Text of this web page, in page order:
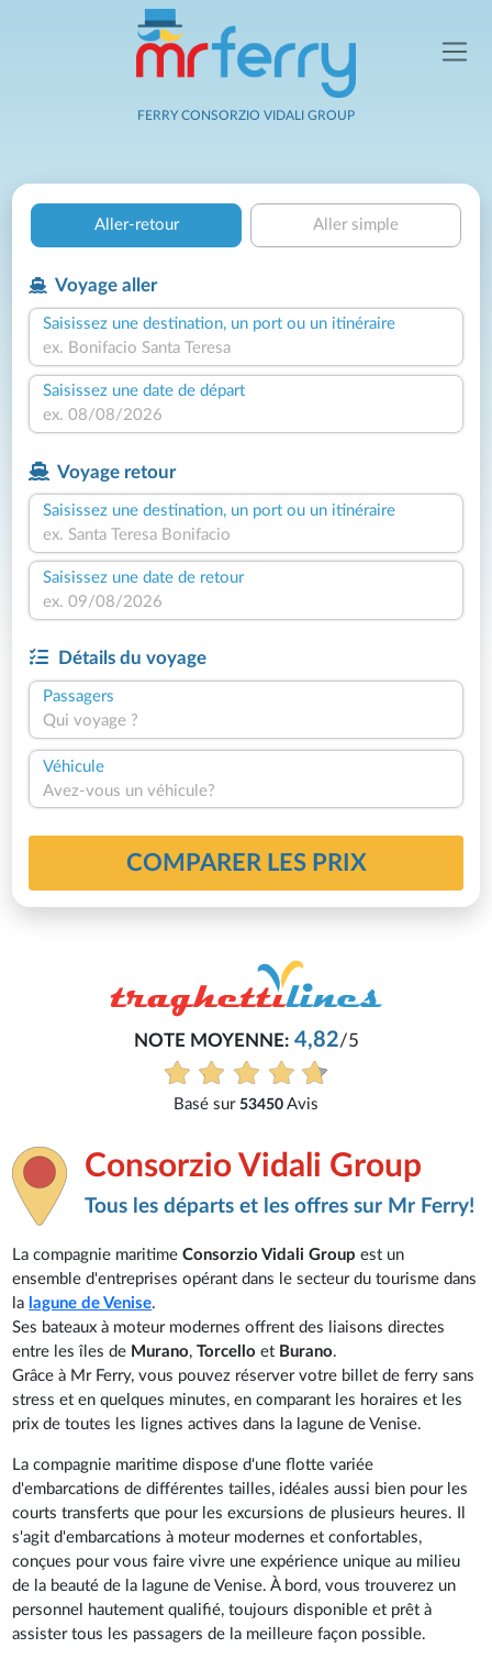
FERRY CONSORZIO VIDALI GROUP
Aller-retour Aller simple
Voyage aller
Saisissez une destination, un port ou un itinéraire
Saisissez une date de départ
Voyage retour
Saisissez une destination, un port ou un itinéraire
Saisissez une date de retour
Détails du voyage
Passagers
Qui voyage ?
Véhicule
Avez-vous un véhicule?
COMPARER LES PRIX
NOTE MOYENNE:4,82 /5
Basé sur53450Avis
Consorzio Vidali Group
Tous les départs et les offres sur Mr Ferry!
La compagnie maritimeConsorzio Vidali Group est un
ensemble d'entreprises opérant dans le secteur du tourisme dans
la lagune de Venise.
Ses bateaux à moteur modernes offrent des liaisons directes
entre les îles de Murano,Torcelloet Burano.
Grâce à Mr Ferry, vous pouvez réserver votre billet de ferry sans
stress et en quelques minutes, en comparant les horaires et les
prix de toutes les lignes actives dans la lagune de Venise.
La compagnie maritime dispose d'une flotte variée
d'embarcations de différentes tailles, idéales aussi bien pour les
courts transferts que pour les excursions de plusieurs heures. Il
s'agit d'embarcations à moteur modernes et confortables,
conçues pour vous faire vivre une expérience unique au milieu
de la beauté de la lagune de Venise. À bord, vous trouverez un
personnel hautement qualifié, toujours disponible et prêt à
assister tous les passagers de la meilleure façon possible.